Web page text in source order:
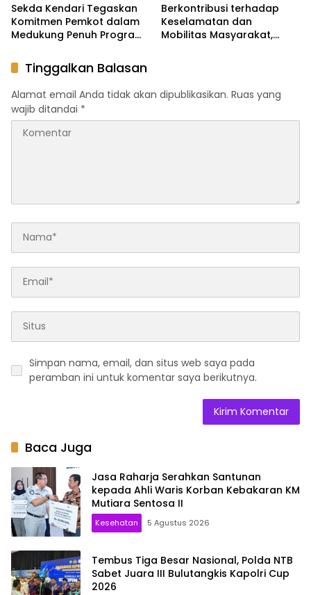
Sekda Kendari Tegaskan
Komitmen Pemkot dalam
Medukung Penuh Program
Berkontribusi terhadap
Keselamatan dan
Mobilitas Masyarakat,
Awards 2026
Tinggalkan Balasan
Alamat email Anda tidak akan dipublikasikan. Ruas yang
wajib ditandai *
Simpan nama, email, dan situs web saya pada
peramban ini untuk komentar saya berikutnya.
Baca Juga
Jasa Raharja Serahkan Santunan
kepada Ahli Waris Korban Kebakaran KM
Mutiara Sentosa II
Kesehatan 5 Agustus 2026
Tembus Tiga Besar Nasional, Polda NTB
Sabet Juara III Bulutangkis Kapolri Cup
2026